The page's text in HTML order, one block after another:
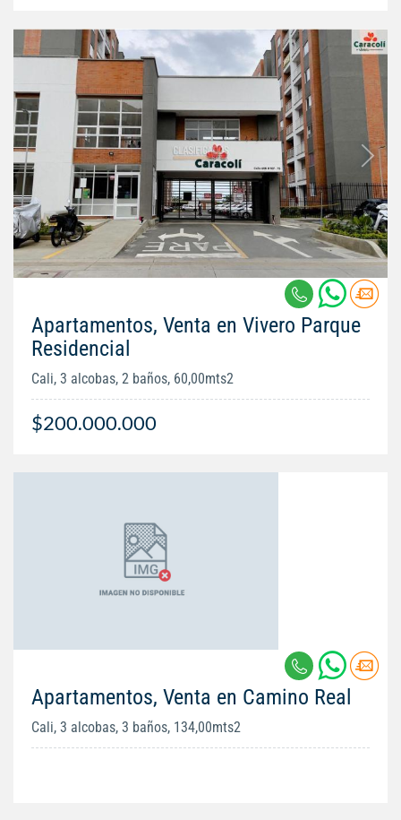
Apartamentos, Venta en Vivero Parque
Residencial
Cali, 3 alcobas, 2 baños, 60,00mts2
$200.000.000
Apartamentos, Venta en Camino Real
Cali, 3 alcobas, 3 baños, 134,00mts2